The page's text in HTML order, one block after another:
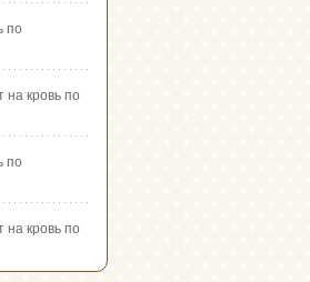
по
на кровь по
по
на кровь по